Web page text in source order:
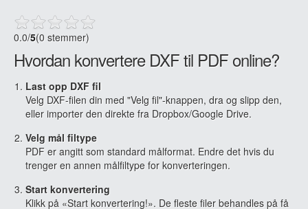
0.0/5(0 stemmer)
Hvordan konvertere DXF til PDF online?
Last opp DXF fil
Velg DXF-filen din med "Velg fil"-knappen, dra og slipp den,
eller importer den direkte fra Dropbox/Google Drive.
Velg mål filtype
PDF er angitt som standard målformat. Endre det hvis du
trenger en annen målfiltype for konverteringen.
Start konvertering
Klikk på «Start konvertering!». De fleste filer behandles på få